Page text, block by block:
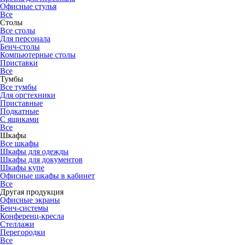
Офисные стулья
Все
Столы
Все столы
Для персонала
Бенч-столы
Компьютерные столы
Приставки
Все
Тумбы
Все тумбы
Для оргтехники
Приставные
Подкатные
С ящиками
Все
Шкафы
Все шкафы
Шкафы для одежды
Шкафы для документов
Шкафы купе
Офисные шкафы в кабинет
Все
Другая продукция
Офисные экраны
Бенч-системы
Конференц-кресла
Стеллажи
Перегородки
Все